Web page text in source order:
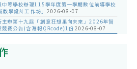
中等學校辦理115學年度第一學期數位前導學校
學設計工作坊」 2026-08-07
主辦第十九屆「創意狂想巢向未來」2026年智
競賽公告(含海報QRcode)1份2026-08-07